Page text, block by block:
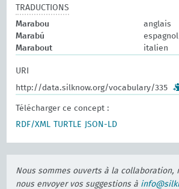
TRADUCTIONS
Marabou
anglais
Marabú
espagnol
Marabout
italien
URI
http://data.silknow.org/vocabulary/335
Télécharger ce concept :
RDF/XML
TURTLE JSON-LD
Nous sommes ouverts à la collaboration,
nous envoyer vos suggestions à